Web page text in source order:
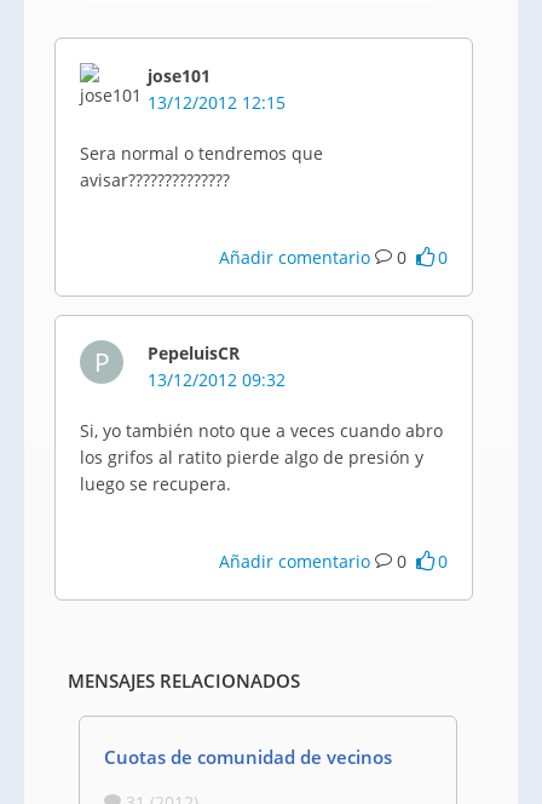
jose101
13/12/2012 12:15
Sera normal o tendremos que
avisar??????????????
Añadir comentario 0 0
P
PepeluisCR
13/12/2012 09:32
Si, yo también noto que a veces cuando abro
los grifos al ratito pierde algo de presión y
luego se recupera.
Añadir comentario 0 0
MENSAJES RELACIONADOS
Cuotas de comunidad de vecinos